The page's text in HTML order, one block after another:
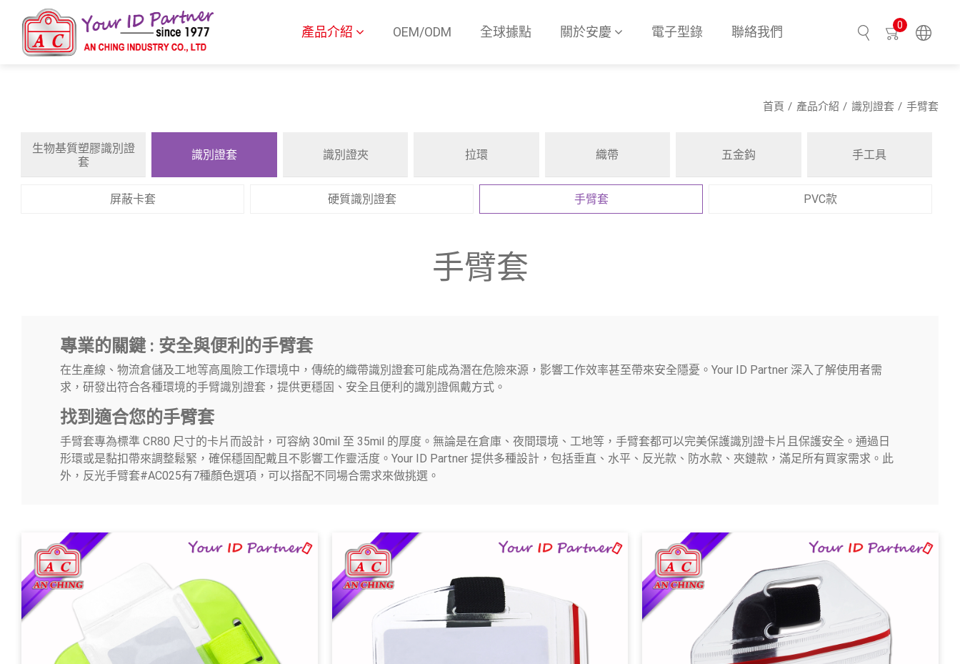
產品介紹 OEM/ODM 全球據點 關於安慶 電子型錄 聯絡我們 0
首頁 產品介紹 識別證套 手臂套
生物基質塑膠識別證
套
識別證套
屏蔽卡套 硬質識別證套 手臂套 PVC款
識別證夾 拉環 織帶 五金鈎 手工具
手臂套
專業的關鍵 : 安全與便利的手臂套
在生產線、物流倉儲及工地等高風險工作環境中，傳統的織帶識別證套可能成為潛在危險來源，影響工作效率甚至帶來安全隱憂。Your ID Partner 深入了解使用者需
求，研發出符合各種環境的手臂識別證套，提供更穩固、安全且便利的識別證佩戴方式。
找到適合您的手臂套
手臂套專為標準 CR80 尺寸的卡片而設計，可容納 30mil 至 35mil 的厚度。無論是在倉庫、夜間環境、工地等，手臂套都可以完美保護識別證卡片且保護安全。通過日
形環或是黏扣帶來調整鬆緊，確保穩固配戴且不影響工作靈活度。Your ID Partner 提供多種設計，包括垂直、水平、反光款、防水款、夾鏈款，滿足所有買家需求。此
外，反光手臂套#AC025有7種顏色選項，可以搭配不同場合需求來做挑選。
搜尋
五金鈎
手工具
全球據點
關於安慶
電子型錄
聯絡我們